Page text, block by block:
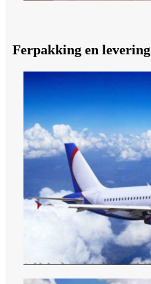
Ferpakking en levering